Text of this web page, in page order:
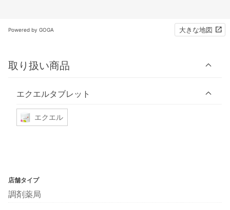
Powered by GOGA 大きな地図
取り扱い商品
エクエルタブレット
エクエル
店舗タイプ
調剤薬局